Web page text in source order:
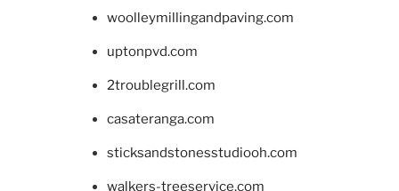
woolleymillingandpaving.com
uptonpvd.com
2troublegrill.com
casateranga.com
sticksandstonesstudiooh.com
walkers-treeservice.com